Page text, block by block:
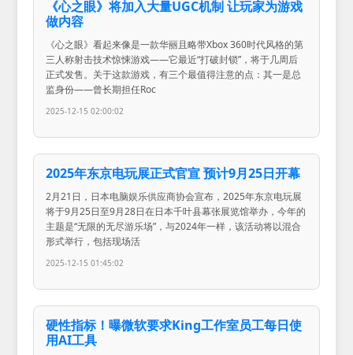
《心之眼》将加入大量UGC机制 让玩家为游戏
做内容
《心之眼》看起来像是一款华丽且略带Xbox 360时代风格的第
三人称射击技术惊悚游戏——它最近“打破封锁”，将于几周后
正式发售。关于这款游戏，有三个最值得注意的点：其一是总
监身份——曾长期担任Roc
2025-12-15 02:00:02
2025年东京电玩展正式官宣 预计9月25日开幕
2月21日，日本电脑娱乐供应商协会宣布，2025年东京电玩展
将于9月25日至9月28日在日本千叶县幕张展览馆举办，今年的
主题是“无限的无尽游乐场”，与2024年一样，该活动将以混合
形式举行，包括现场活
2025-12-15 01:45:02
硬性指标！曝微软要求King工作室员工每日使
用AI工具